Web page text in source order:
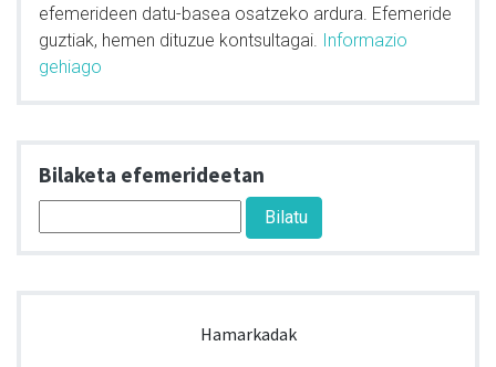
efemerideen datu-basea osatzeko ardura. Efemeride
guztiak, hemen dituzue kontsultagai. Informazio
gehiago
Bilaketa efemerideetan
Hamarkadak